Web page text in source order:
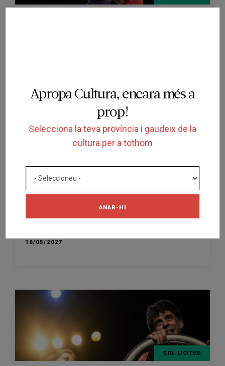
Apropa Cultura, encara més a
prop!
Selecciona la teva província i gaudeix de la
cultura per a tothom
ANAR-HI
ESPECTACLE
HOLA, MANS I PEUS
16/05/2027
SOL·LICITUD